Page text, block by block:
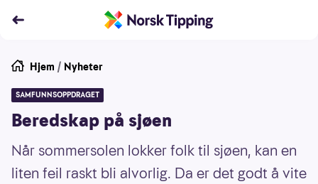
Hjem / Nyheter
SAMFUNNSOPPDRAGET
Beredskap på sjøen
Når sommersolen lokker folk til sjøen, kan en
liten feil raskt bli alvorlig. Da er det godt å vite